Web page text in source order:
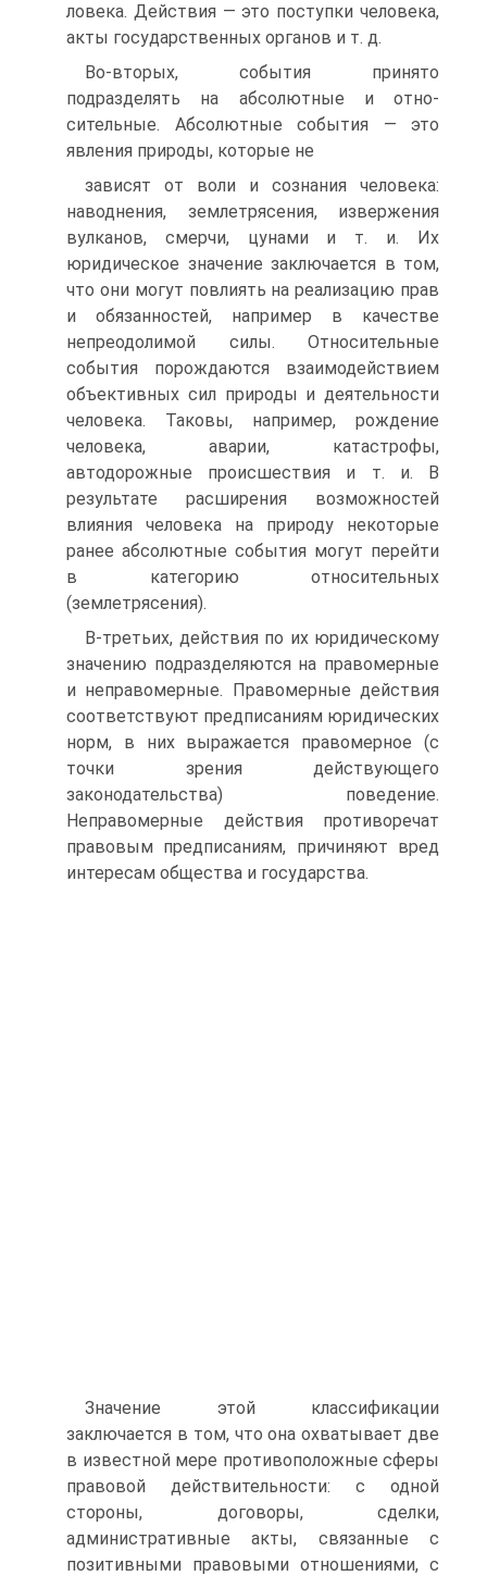
ловека. Действия — это поступки человека,
акты государственных ор­ганов и т. д.
Во-вторых, события принято
подразделять на абсолютные и отно­
сительные. Абсолютные события — это
явления природы, которые не
зависят от воли и сознания человека:
наводнения, землетрясения, из­вержения
вулканов, смерчи, цунами и т. и. Их
юридическое значение заключается в том,
что они могут повлиять на реализацию прав
и обя­занностей, например в качестве
непреодолимой силы. Относительные
события порождаются взаимодействием
объективных сил природы и деятельности
человека. Таковы, например, рождение
человека, ава­рии, катастрофы,
автодорожные происшествия и т. и. В
результате расширения возможностей
влияния человека на природу некоторые
ранее абсолютные события могут перейти
в категорию относитель­ных
(землетрясения).
В-третьих, действия по их юридическому
значению подразделяют­ся на правомерные
и неправомерные. Правомерные действия
соответ­ствуют предписаниям юридических
норм, в них выражается право­мерное (с
точки зрения действующего
законодательства) поведение.
Неправомерные действия противоречат
правовым предписаниям, при­чиняют вред
интересам общества и государства.
Значение этой классификации
заключается в том, что она охва­тывает две
в известной мере противоположные сферы
правовой дей­ствительности: с одной
стороны, договоры, сделки,
административ­ные акты, связанные с
позитивными правовыми отношениями, с